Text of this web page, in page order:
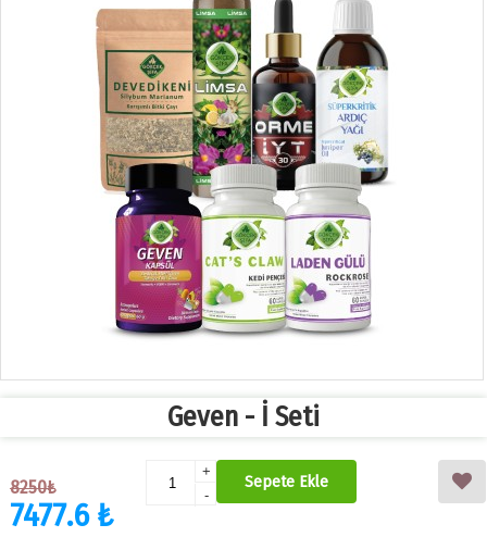
Geven - İ Seti
8250₺
7477.6 ₺
+
-
Sepete Ekle